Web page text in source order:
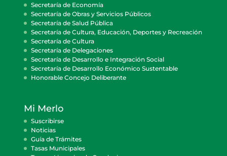
Secretaría de Economía
Secretaría de Obras y Servicios Públicos
Secretaría de Salud Pública
Secretaría de Cultura, Educación, Deportes y Recreación
Secretaría de Cultura
Secretaría de Delegaciones
Secretaría de Desarrollo e Integración Social
Secretaría de Desarrollo Económico Sustentable
Honorable Concejo Deliberante
Mi Merlo
Suscribirse
Noticias
Guía de Trámites
Tasas Municipales